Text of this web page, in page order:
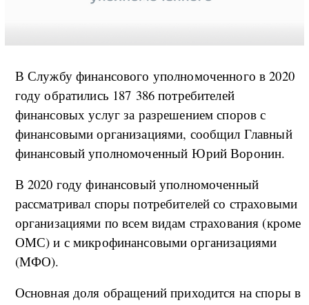
В Службу финансового уполномоченного в 2020
году обратились 187 386 потребителей
финансовых услуг за разрешением споров с
финансовыми организациями, сообщил Главный
финансовый уполномоченный Юрий Воронин.
В 2020 году финансовый уполномоченный
рассматривал споры потребителей со страховыми
организациями по всем видам страхования (кроме
ОМС) и с микрофинансовыми организациями
(МФО).
Основная доля обращений приходится на споры в